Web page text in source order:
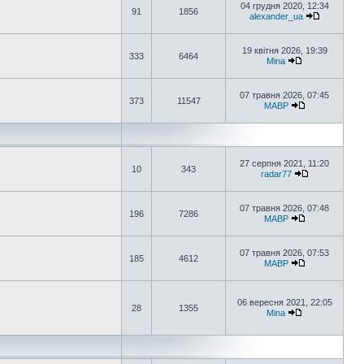
91 1856
04 грудня 2020, 12:34
alexander_ua
333 6464
19 квітня 2026, 19:39
Mina
373 11547
07 травня 2026, 07:45
MABP
10 343
27 серпня 2021, 11:20
radar77
196 7286
07 травня 2026, 07:48
MABP
185 4612
07 травня 2026, 07:53
MABP
28 1355
06 вересня 2021, 22:05
Mina